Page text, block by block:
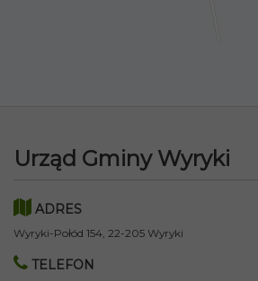
Urząd Gminy Wyryki
ADRES
Wyryki-Połód 154, 22-205 Wyryki
TELEFON